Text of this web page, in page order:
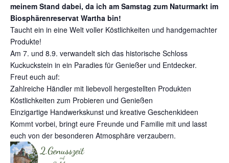
meinem Stand dabei, da ich am Samstag zum Naturmarkt im
Biosphärenreservat Wartha bin!
Taucht ein in eine Welt voller Köstlichkeiten und handgemachter
Produkte!
Am 7. und 8.9. verwandelt sich das historische Schloss
Kuckuckstein in ein Paradies für Genießer und Entdecker.
Freut euch auf:
Zahlreiche Händler mit liebevoll hergestellten Produkten
Köstlichkeiten zum Probieren und Genießen
Einzigartige Handwerkskunst und kreative Geschenkideen
Kommt vorbei, bringt eure Freunde und Familie mit und lasst
euch von der besonderen Atmosphäre verzaubern.